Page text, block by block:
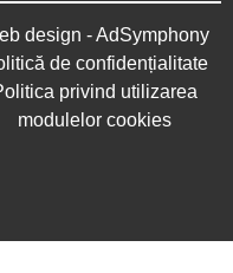
design - AdSymphony
(se deschide
de confidențialitate
privind utilizarea
modulelor cookies